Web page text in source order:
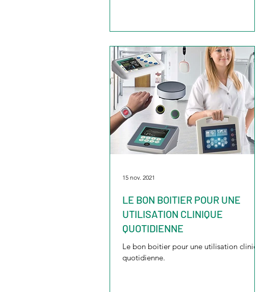
LE BON BOITIER POUR UNE
UTILISATION CLINIQUE
QUOTIDIENNE
Le bon boitier pour une utilisation clinique
quotidienne.
15 nov. 2021